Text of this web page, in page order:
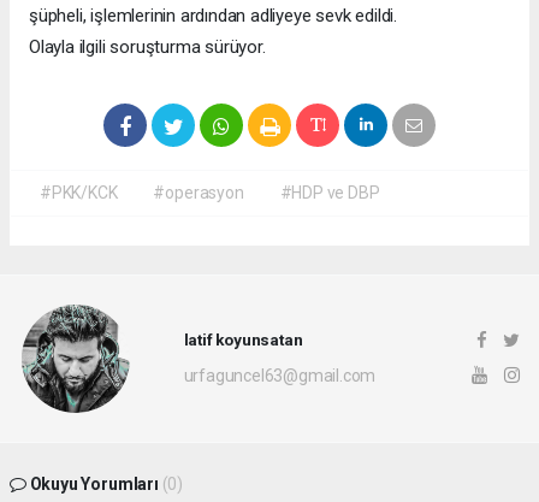
şüpheli, işlemlerinin ardından adliyeye sevk edildi.
Olayla ilgili soruşturma sürüyor.
#PKK/KCK #operasyon #HDP ve DBP
latif koyunsatan
urfaguncel63@gmail.com
Okuyu Yorumları (0)